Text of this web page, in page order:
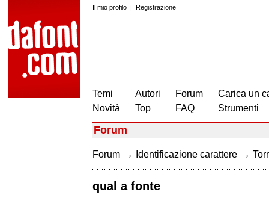
Il mio profilo | Registrazione
Temi
Novità
Autori
Top
Forum
FAQ
Carica un
Strumenti
Forum
Forum → Identificazione carattere →
qual a fonte